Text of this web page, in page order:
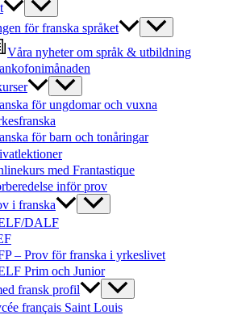
för franska språket
Våra nyheter om språk & utbildning
för ungdomar och vuxna
för barn och tonåringar
med Frantastique
inför prov
i franska
DALF
– Prov för franska i yrkeslivet
Prim och Junior
fransk profil
français Saint Louis